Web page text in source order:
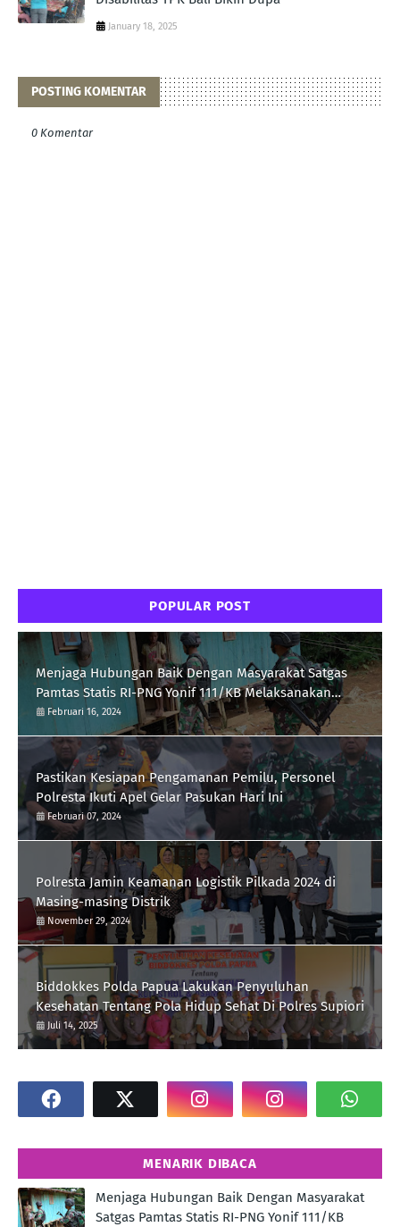
January 18, 2025
POSTING KOMENTAR
0 Komentar
POPULAR POST
Menjaga Hubungan Baik Dengan Masyarakat Satgas
Pamtas Statis RI-PNG Yonif 111/KB Melaksanakan
Silaturrahmi
Februari 16, 2024
Pastikan Kesiapan Pengamanan Pemilu, Personel
Polresta Ikuti Apel Gelar Pasukan Hari Ini
Februari 07, 2024
Polresta Jamin Keamanan Logistik Pilkada 2024 di
Masing-masing Distrik
November 29, 2024
Biddokkes Polda Papua Lakukan Penyuluhan
Kesehatan Tentang Pola Hidup Sehat Di Polres Supiori
Juli 14, 2025
MENARIK DIBACA
Menjaga Hubungan Baik Dengan Masyarakat
Satgas Pamtas Statis RI-PNG Yonif 111/KB